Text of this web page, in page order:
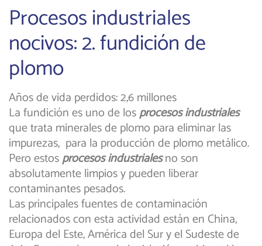
Procesos industriales
nocivos: 2. fundición de
plomo
Años de vida perdidos: 2,6 millones
La fundición es uno de losprocesos industriales
que trata minerales de plomo para eliminar las
impurezas, para la producción de plomo metálico.
Pero estosprocesos industrialesno son
absolutamente limpios y pueden liberar
contaminantes pesados.
Las principales fuentes de contaminación
relacionados con esta actividad están en China,
Europa del Este, América del Sur y el Sudeste de